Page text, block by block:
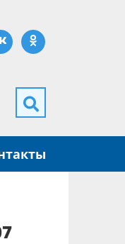
Одноклассники